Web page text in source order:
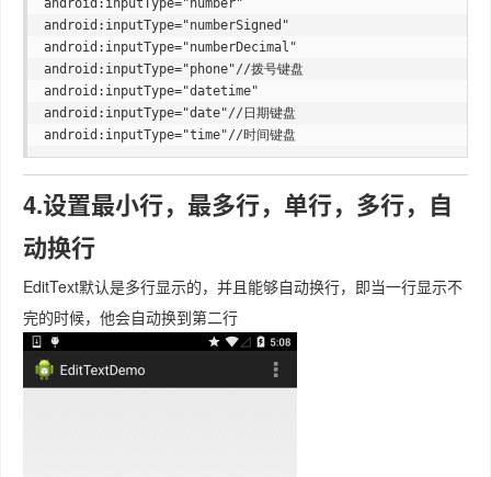
android:inputType="number"
android:inputType="numberSigned"
android:inputType="numberDecimal"
android:inputType="phone"//拨号键盘
android:inputType="datetime"
android:inputType="date"//日期键盘
4.设置最小行，最多行，单行，多行，自
动换行
EditText默认是多行显示的，并且能够自动换行，即当一行显示不
完的时候，他会自动换到第二行